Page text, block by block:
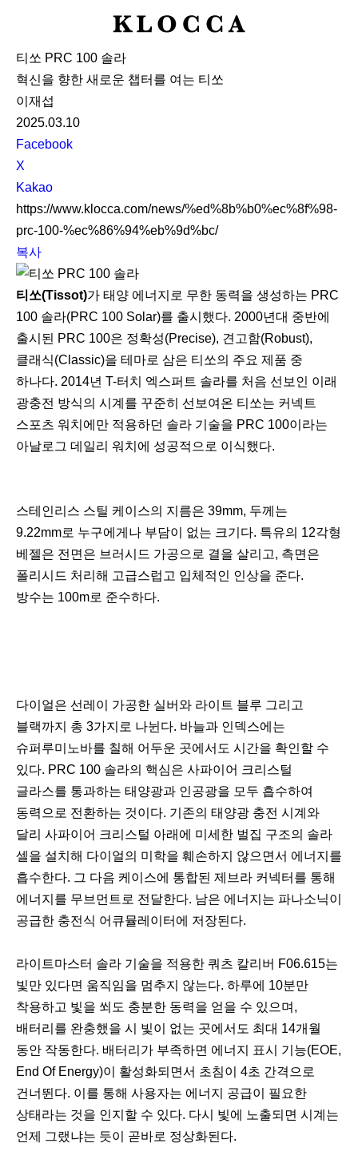
K
O
C
티쏘 PRC 100 솔라
혁신을 향한 새로운 챕터를 여는 티쏘
이재섭
2025.03.10
S
N
S
S
h
a
r
e
Facebook
X
Kakao
https://www.klocca.com/news/%ed%8b%b0%ec%8f%98-
prc-100-%ec%86%94%eb%9d%bc/
복사
티쏘(Tissot)가 태양 에너지로 무한 동력을 생성하는 PRC
100 솔라(PRC 100 Solar)를 출시했다. 2000년대 중반에
출시된 PRC 100은 정확성(Precise), 견고함(Robust),
클래식(Classic)을 테마로 삼은 티쏘의 주요 제품 중
하나다. 2014년 T-터치 엑스퍼트 솔라를 처음 선보인 이래
광충전 방식의 시계를 꾸준히 선보여온 티쏘는 커넥트
스포츠 워치에만 적용하던 솔라 기술을 PRC 100이라는
아날로그 데일리 워치에 성공적으로 이식했다.
스테인리스 스틸 케이스의 지름은 39mm, 두께는
9.22mm로 누구에게나 부담이 없는 크기다. 특유의 12각형
베젤은 전면은 브러시드 가공으로 결을 살리고, 측면은
폴리시드 처리해 고급스럽고 입체적인 인상을 준다.
방수는 100m로 준수하다.
다이얼은 선레이 가공한 실버와 라이트 블루 그리고
블랙까지 총 3가지로 나뉜다. 바늘과 인덱스에는
슈퍼루미노바를 칠해 어두운 곳에서도 시간을 확인할 수
있다. PRC 100 솔라의 핵심은 사파이어 크리스털
글라스를 통과하는 태양광과 인공광을 모두 흡수하여
동력으로 전환하는 것이다. 기존의 태양광 충전 시계와
달리 사파이어 크리스털 아래에 미세한 벌집 구조의 솔라
셀을 설치해 다이얼의 미학을 훼손하지 않으면서 에너지를
흡수한다. 그 다음 케이스에 통합된 제브라 커넥터를 통해
에너지를 무브먼트로 전달한다. 남은 에너지는 파나소닉이
공급한 충전식 어큐뮬레이터에 저장된다.
라이트마스터 솔라 기술을 적용한 쿼츠 칼리버 F06.615는
빛만 있다면 움직임을 멈추지 않는다. 하루에 10분만
착용하고 빛을 쐬도 충분한 동력을 얻을 수 있으며,
배터리를 완충했을 시 빛이 없는 곳에서도 최대 14개월
동안 작동한다. 배터리가 부족하면 에너지 표시 기능(EOE,
End Of Energy)이 활성화되면서 초침이 4초 간격으로
건너뛴다. 이를 통해 사용자는 에너지 공급이 필요한
상태라는 것을 인지할 수 있다. 다시 빛에 노출되면 시계는
언제 그랬냐는 듯이 곧바로 정상화된다.